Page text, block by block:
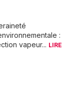
:
vapeur... LIRE